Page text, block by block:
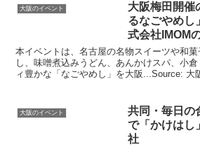
大阪のイベント 大阪梅田開催
るなごやめし
式会社IMOM
本イベントは、名古屋の名物スイーツや和
し、味噌煮込みうどん、あんかけスパ、小
ィ豊かな「なごやめし」を大阪...Source: 大
大阪のイベント 共同・毎日の
で「かけはし
社